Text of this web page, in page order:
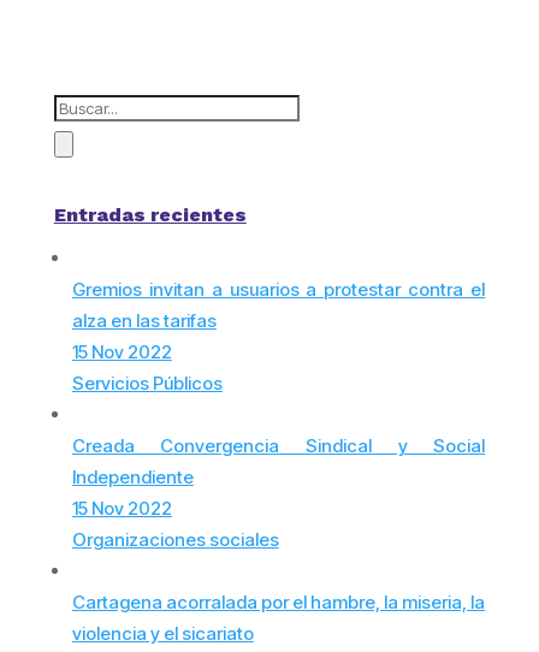
Entradas recientes
Gremios invitan a usuarios a protestar contra el
alza en las tarifas
15 Nov 2022
Servicios Públicos
Creada Convergencia Sindical y Social
Independiente
15 Nov 2022
Organizaciones sociales
Cartagena acorralada por el hambre, la miseria, la
violencia y el sicariato